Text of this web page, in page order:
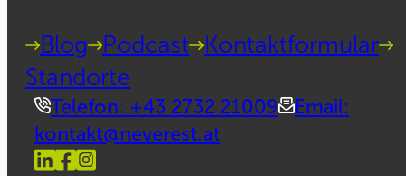
Blog Podcast Kontaktformular
Standorte
Telefon: +43 2732 21009
Email:
kontakt@neverest.at